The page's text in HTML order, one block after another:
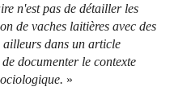
n'est pas de détailler les
de vaches laitières avec des
dans un article
documenter le contexte
»